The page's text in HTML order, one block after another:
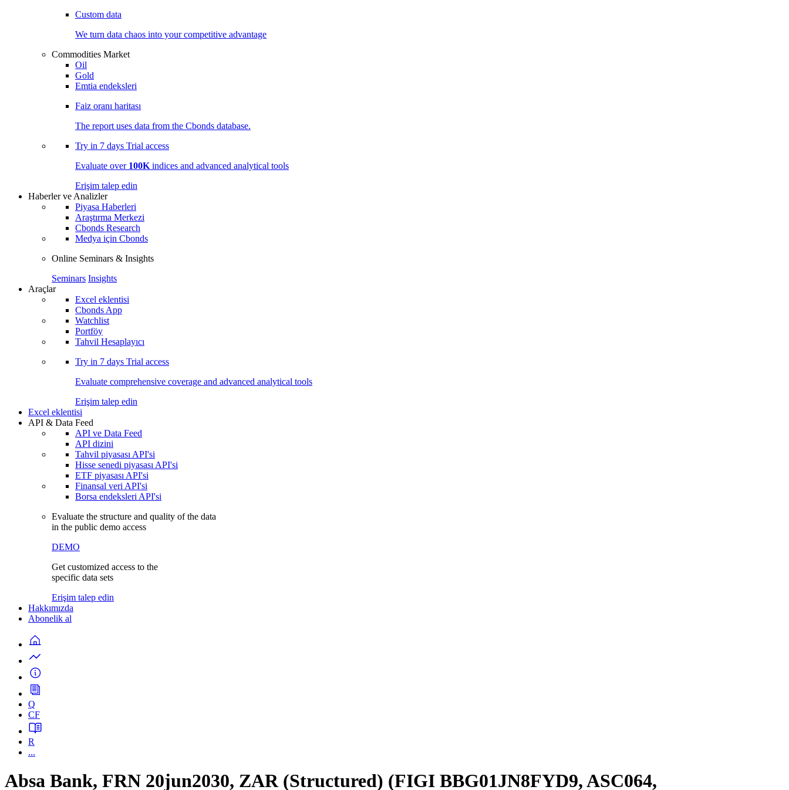
Custom data
We turn data chaos into your competitive advantage
Commodities Market
Oil
Gold
Emtia endeksleri
Faiz oranı haritası
The report uses data from the Cbonds database.
Try in 7 days Trial access
Evaluate over 100K indices and advanced analytical tools
Erişim talep edin
Haberler ve Analizler
Piyasa Haberleri
Araştırma Merkezi
Cbonds Research
Medya için Cbonds
Online Seminars & Insights
Seminars Insights
Araçlar
Excel eklentisi
Cbonds App
Watchlist
Portföy
Tahvil Hesaplayıcı
Try in 7 days Trial access
Evaluate comprehensive coverage and advanced analytical tools
Erişim talep edin
Excel eklentisi
API & Data Feed
API ve Data Feed
API dizini
Tahvil piyasası API'si
Hisse senedi piyasası API'si
ETF piyasası API'si
Finansal veri API'si
Borsa endeksleri API'si
Evaluate the structure and quality of the data
in the public demo access
DEMO
Get customized access to the
specific data sets
Erişim talep edin
Hakkımızda
Abonelik al
Q
CF
R
...
Absa Bank, FRN 20jun2030, ZAR (Structured) (FIGI BBG01JN8FYD9, ASC064,